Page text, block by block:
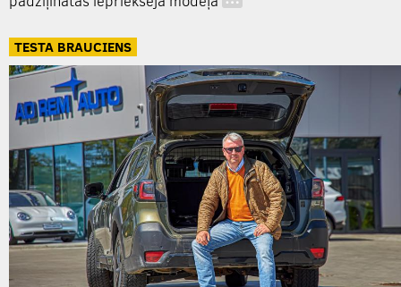
…
TESTA BRAUCIENS